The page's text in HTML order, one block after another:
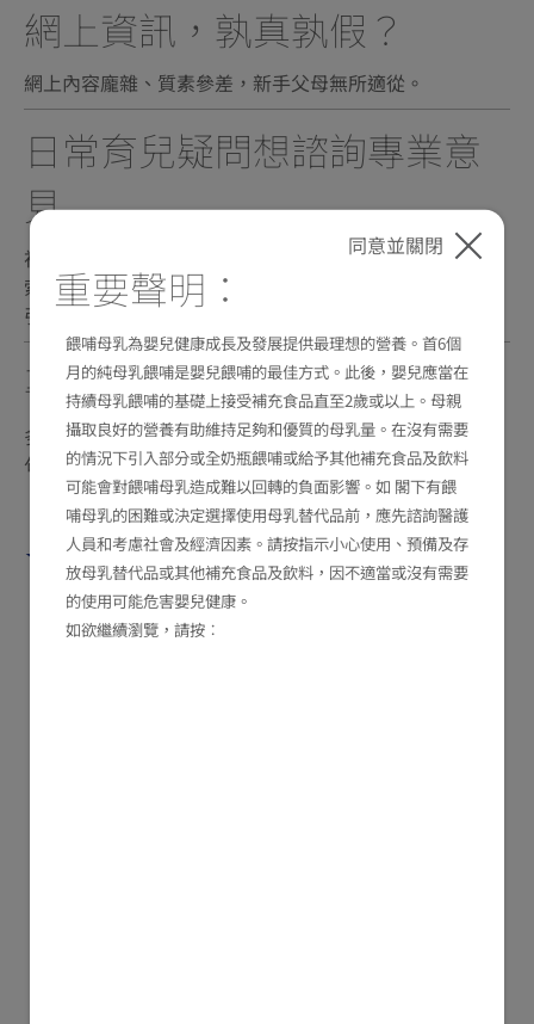
網上資訊，孰真孰假？
網上內容龐雜、質素參差，新手父母無所適從。
日常育兒疑問想諮詢專業意
見
初期的餵哺、便便、睡眠等挑戰雖屬日常照護，但自行摸
索總是不放心，新手父母想獲得專業人士可靠而清晰的指
引。
專業支援，難以接觸？
多數家長只在ＢＢ接種疫苗時，才能短暫和護士傾談幾
句，平日缺乏持續及便捷的專業支援渠道。
⭐ 我們希望為你做到：
同意並關閉
重要聲明：
餵哺母乳為嬰兒健康成長及發展提供最理想的營養。首6個
月的純母乳餵哺是嬰兒餵哺的最佳方式。此後，嬰兒應當在
持續母乳餵哺的基礎上接受補充食品直至2歲或以上。母親
攝取良好的營養有助維持足夠和優質的母乳量。在沒有需要
的情況下引入部分或全奶瓶餵哺或給予其他補充食品及飲料
可能會對餵哺母乳造成難以回轉的負面影響。如 閣下有餵
哺母乳的困難或決定選擇使用母乳替代品前，應先諮詢醫護
人員和考慮社會及經濟因素。請按指示小心使用、預備及存
放母乳替代品或其他補充食品及飲料，因不適當或沒有需要
的使用可能危害嬰兒健康。
如欲繼續瀏覽，請按︰